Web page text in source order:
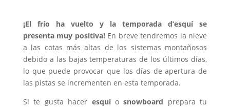
¡El frío ha vuelto y la temporada d’esquí se
presenta muy positiva!En breve tendremos la nieve
a las cotas más altas de los sistemas montañosos
debido a las bajas temperaturas de los últimos días,
lo que puede provocar que los días de apertura de
las pistas se incrementen en esta temporada.
Si te gusta hacer esquíosnowboard prepara tu